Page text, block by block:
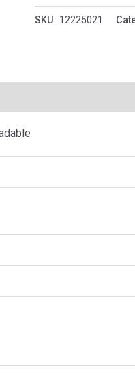
SKU: 12225021